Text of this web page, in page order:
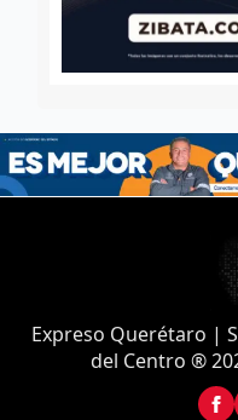
Expreso Querétaro |
del Centro ®